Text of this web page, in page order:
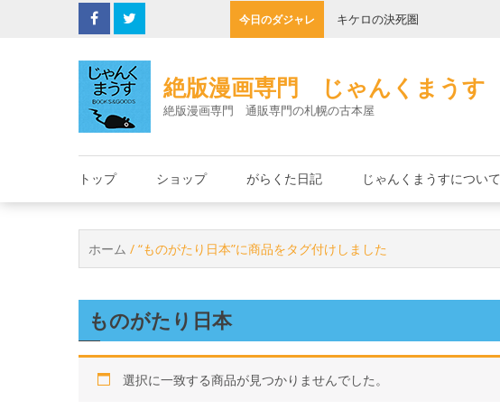
今日のダジャレ キケロの決死圏
絶版漫画専門 じゃんくまうす
絶版漫画専門 通販専門の札幌の古本屋
トップ ショップ がらくた日記 じゃんくまうすについて
ホーム / “ものがたり日本”に商品をタグ付けしました
ものがたり日本
選択に一致する商品が見つかりませんでした。